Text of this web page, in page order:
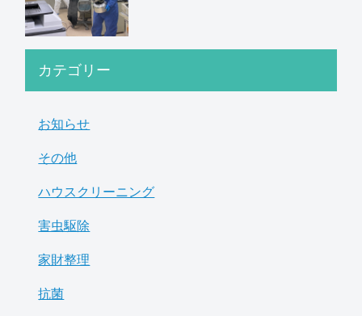
カテゴリー
お知らせ
その他
ハウスクリーニング
害虫駆除
家財整理
抗菌